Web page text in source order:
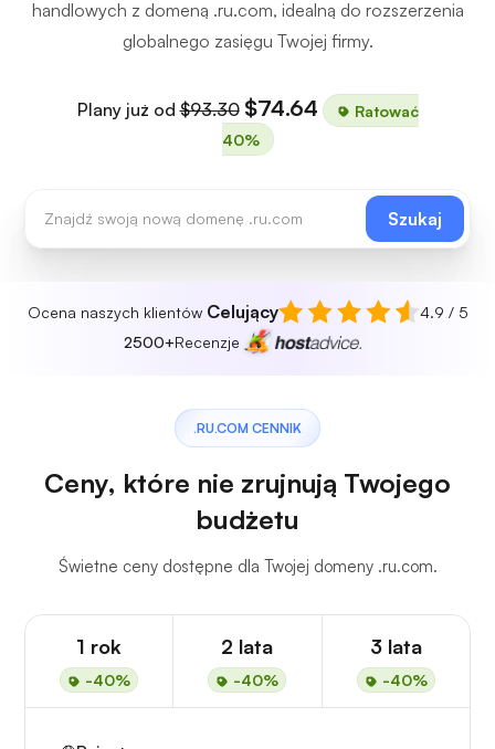
handlowych z domeną .ru.com, idealną do rozszerzenia
globalnego zasięgu Twojej firmy.
Plany już od$93.30 $74.64
Ratować
40%
Szukaj
Ocena naszych klientów Celujący
4.9 / 5
2500+Recenzje
.RU.COM CENNIK
Ceny, które nie zrujnują Twojego
budżetu
Świetne ceny dostępne dla Twojej domeny .ru.com.
1 rok
-40%
2 lata
-40%
3 lata
-40%